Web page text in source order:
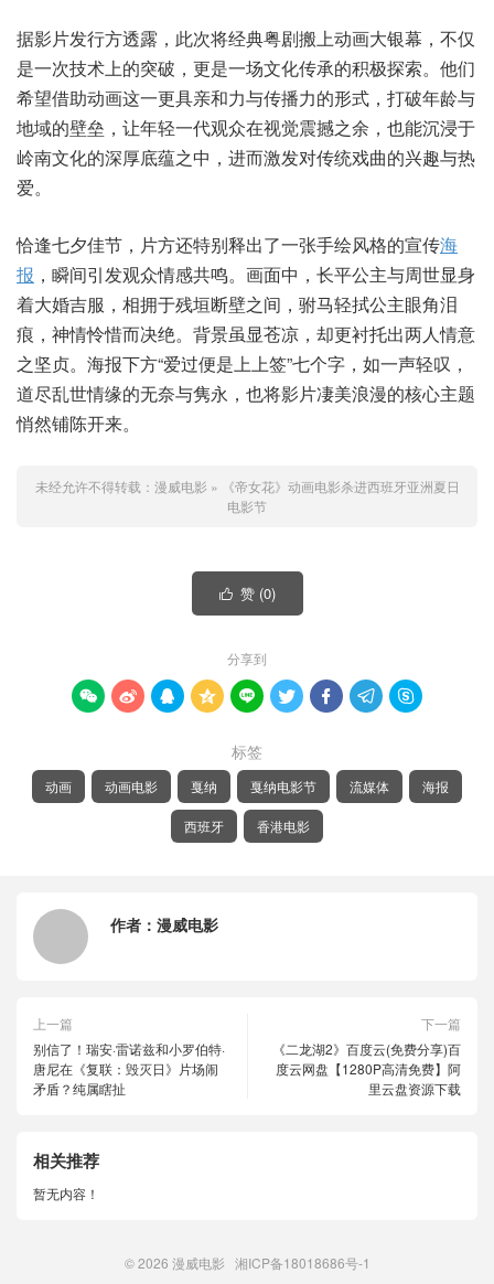
据影片发行方透露，此次将经典粤剧搬上动画大银幕，不仅
是一次技术上的突破，更是一场文化传承的积极探索。他们
希望借助动画这一更具亲和力与传播力的形式，打破年龄与
地域的壁垒，让年轻一代观众在视觉震撼之余，也能沉浸于
岭南文化的深厚底蕴之中，进而激发对传统戏曲的兴趣与热
爱。
恰逢七夕佳节，片方还特别释出了一张手绘风格的宣传海
报 ，瞬间引发观众情感共鸣。画面中，长平公主与周世显身
着大婚吉服，相拥于残垣断壁之间，驸马轻拭公主眼角泪
痕，神情怜惜而决绝。背景虽显苍凉，却更衬托出两人情意
之坚贞。海报下方“爱过便是上上签”七个字，如一声轻叹，
道尽乱世情缘的无奈与隽永，也将影片凄美浪漫的核心主题
悄然铺陈开来。
未经允许不得转载： 漫威电影 »
《帝女花》动画电影杀进西班牙亚洲夏日
电影节
 赞 (0)
分享到
        
标签
动画 动画电影 戛纳 戛纳电影节 流媒体 海报
西班牙 香港电影
作者： 漫威电影
上一篇
别信了！瑞安·雷诺兹和小罗伯特·
唐尼在《复联：毁灭日》片场闹
矛盾？纯属瞎扯
下一篇
《二龙湖2》百度云(免费分享)百
度云网盘【1280P高清免费】阿
里云盘资源下载
相关推荐
暂无内容！
© 2026 漫威电影 湘ICP备18018686号-1